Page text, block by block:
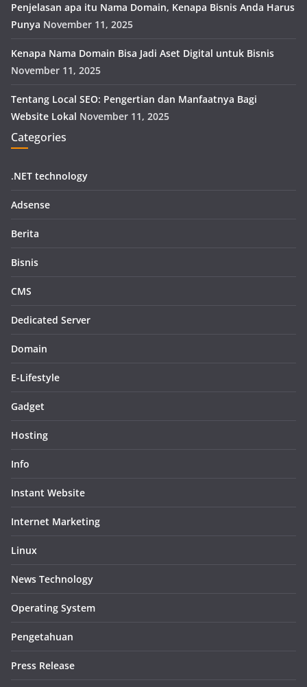
Penjelasan apa itu Nama Domain, Kenapa Bisnis Anda Harus
Punya November 11, 2025
Kenapa Nama Domain Bisa Jadi Aset Digital untuk Bisnis
November 11, 2025
Tentang Local SEO: Pengertian dan Manfaatnya Bagi
Website Lokal November 11, 2025
Categories
.NET technology
Adsense
Berita
Bisnis
CMS
Dedicated Server
Domain
E-Lifestyle
Gadget
Hosting
Info
Instant Website
Internet Marketing
Linux
News Technology
Operating System
Pengetahuan
Press Release